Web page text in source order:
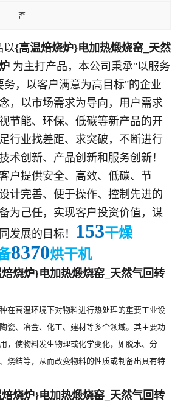
否
以{高温焙烧炉}电加热煅烧窑_天然
为主打产品 ， 本公司秉承"以服务
务，以客户满意为高目标"的企业
，以市场需求为导向，用户需求
节能、环保、低碳等新产品的开
行业找差距、求突破，不断进行
术创新、产品创新和服务创新！
户提供安全、高效、低碳、节
计完善、便于操作、控制先进的
为己任，实现客户投资价值，谋
发展的目标！ 153干燥
8370烘干机
烧炉}电加热煅烧窑_天然气回转
在高温环境下对物料进行热处理的重要工业设
瓷、冶金、化工、建材等多个领域。其主要功
，使物料发生物理或化学变化，如脱水、分
烧结等，从而改变物料的性质或制备出具有特
烧炉}电加热煅烧窑_天然气回转